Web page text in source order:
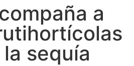
a
sequía